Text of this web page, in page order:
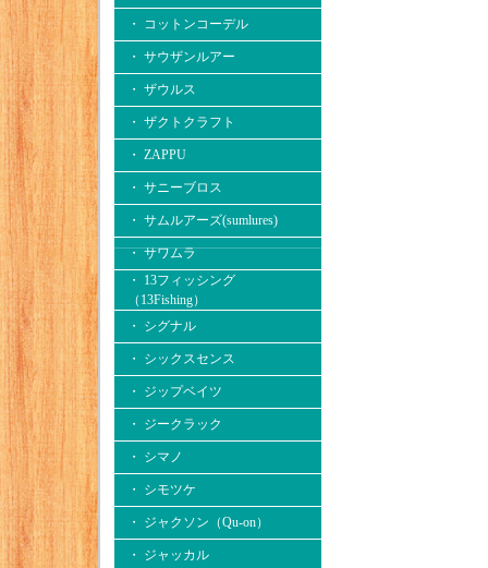
・ コットンコーデル
・ サウザンルアー
・ ザウルス
・ ザクトクラフト
・ ZAPPU
・ サニーブロス
・ サムルアーズ(sumlures)
・ サワムラ
・ 13フィッシング
（13Fishing）
・ シグナル
・ シックスセンス
・ ジップベイツ
・ ジークラック
・ シマノ
・ シモツケ
・ ジャクソン（Qu-on）
・ ジャッカル